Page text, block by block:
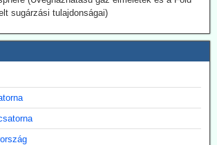
elterjesztésére
Japán és Dél-Korea fel kívánják gyorsítani a
bevezetését az Indiai-óceáni
az „energiabiztonságról” és a „tiszta
szó. Valójában azonban itt alakul ki a digitális
szintje: a mesterséges intelligencia
mennyiségű áramot igényelnek – és a
ehhez a szükséges nukleáris infrastruktúrát.
sugárzási tulajdonságai)